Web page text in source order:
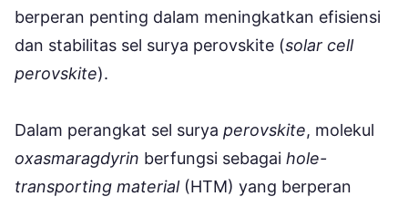
berperan penting dalam meningkatkan efisiensi
dan stabilitas sel surya perovskite (solar cell
perovskite).
Dalam perangkat sel surya perovskite, molekul
oxasmaragdyrin berfungsi sebagai hole-
transporting material(HTM) yang berperan